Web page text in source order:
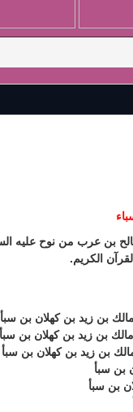
بن عرب من نوح عليه
الكريم.
بن زيد بن كهلان بن سبأ
بن زيد بن كهلان بن سبأ